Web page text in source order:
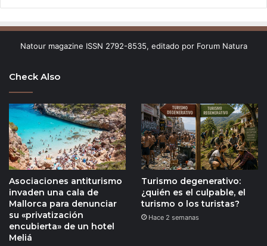
Natour magazine ISSN 2792-8535, editado por Forum Natura
Check Also
Asociaciones antiturismo
invaden una cala de
Mallorca para denunciar
su «privatización
encubierta» de un hotel
Meliá
Turismo degenerativo:
¿quién es el culpable, el
turismo o los turistas?
Hace 2 semanas